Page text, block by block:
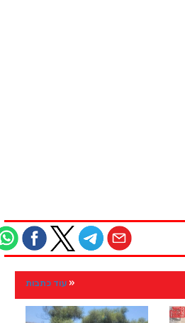
עוד כתבות